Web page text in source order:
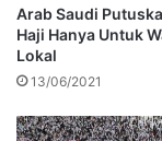
Arab Saudi
Haji Hanya Untuk
Lokal
13/06/2021